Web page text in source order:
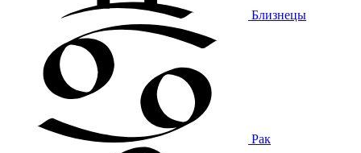
Близнецы
Рак